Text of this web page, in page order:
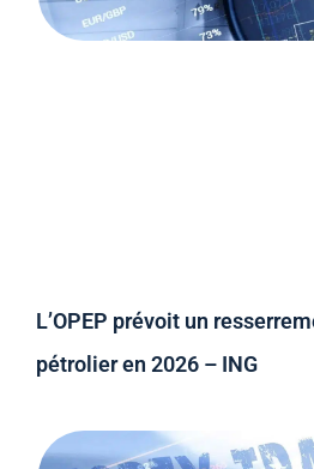
L’OPEP prévoit un
pétrolier en 2026 – ING